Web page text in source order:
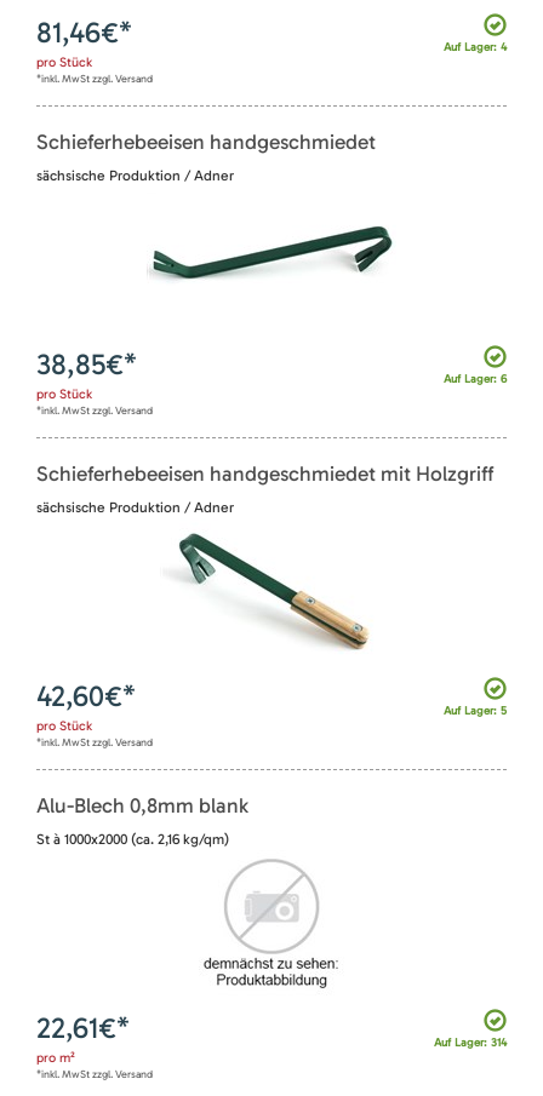
Auf Lager: 4
81,46€*
pro Stück
*inkl. MwSt zzgl. Versand
Schieferhebeeisen handgeschmiedet
sächsische Produktion / Adner
Auf Lager: 6
38,85€*
pro Stück
*inkl. MwSt zzgl. Versand
Schieferhebeeisen handgeschmiedet mit Holzgriff
sächsische Produktion / Adner
Auf Lager: 5
42,60€*
pro Stück
*inkl. MwSt zzgl. Versand
Alu-Blech 0,8mm blank
St à 1000x2000 (ca. 2,16 kg/qm)
Auf Lager: 314
22,61€*
pro m²
*inkl. MwSt zzgl. Versand